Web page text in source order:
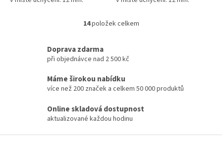
O
á
a
c
í
r
v
14položek celkem
Doprava zdarma
při objednávce nad 2 500 kč
Máme širokou nabídku
více než 200 značek a celkem 50 000 produktů
Online skladová dostupnost
aktualizované každou hodinu